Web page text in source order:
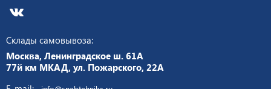
Москва, Ленинградское ш. 61А
77й км МКАД, ул. Пожарского, 22А
info@snabtehnika.ru